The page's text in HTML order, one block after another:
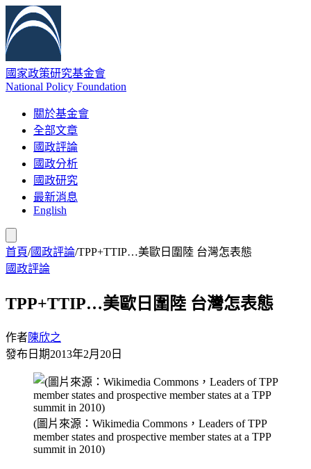
國家政策研究基金會
National Policy Foundation
關於基金會
全部文章
國政評論
國政分析
國政研究
最新消息
English
首頁/國政評論/TPP+TTIP…美歐日圍陸 台灣怎表態
國政評論
TPP+TTIP…美歐日圍陸 台灣怎表態
作者陳欣之
發布日期2013年2月20日
(圖片來源：Wikimedia Commons，Leaders of TPP
member states and prospective member states at a TPP
summit in 2010)